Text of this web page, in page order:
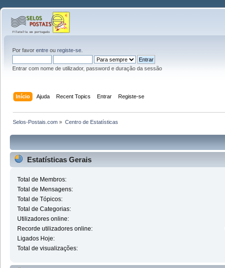
Por favor entre ou registe-se
Entrar com nome de utilizador, password e duração da sessão
Início Ajuda Recent Topics Entrar Registe-se
Selos-Postais.com » Centro de Estatísticas
Estatísticas Gerais
Total de Membros:
Total de Mensagens:
Total de Tópicos:
Total de Categorias:
Utilizadores online:
Recorde utilizadores online:
Ligados Hoje:
Total de visualizações: